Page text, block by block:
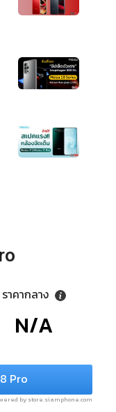
ราคากลาง
N/A
Pro
by store.siamphone.com